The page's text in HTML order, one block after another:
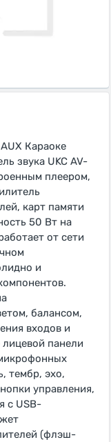
Караоке
звука UKC AV-
плеером,
карт памяти
50 Вт на
от сети
и
балансом,
входов и
панели
тембр, эхо,
управления,
с USB-
(флэш-